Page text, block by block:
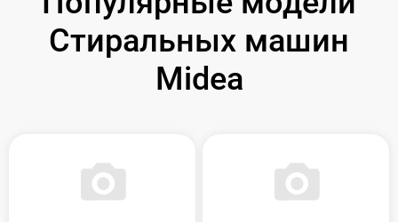
Стиральных машин
Midea